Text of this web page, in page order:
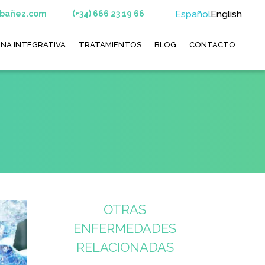
(+34) 666 23 19 66 EspañolEnglish
INTEGRATIVA TRATAMIENTOS BLOG CONTACTO
OTRAS
ENFERMEDADES
RELACIONADAS